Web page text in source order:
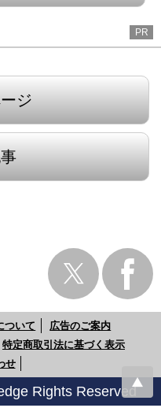
PR
ジ
ついて
広告のご案内
特定商取引法に基づく表示
せ
Rights Reserved